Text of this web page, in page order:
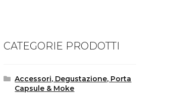
CATEGORIE PRODOTTI
Accessori, Degustazione, Porta
Capsule & Moke